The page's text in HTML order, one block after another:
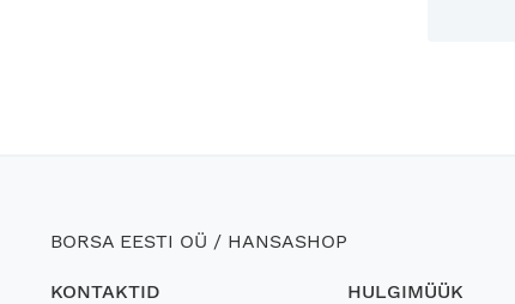
BORSA EESTI OÜ / HANSASHOP
KONTAKTID
HULGIMÜÜK